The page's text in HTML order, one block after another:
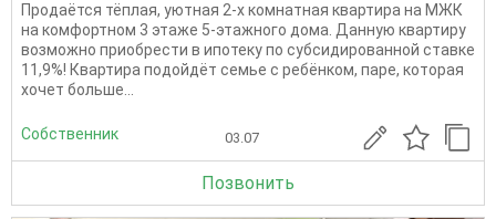
Продаётся тёплая, уютная 2-х комнатная квартира на МЖК
на комфортном 3 этаже 5-этажного дома. Данную квартиру
возможно приобрести в ипотеку по субсидированной ставке
11,9%! Квартира подойдёт семье с ребёнком, паре, которая
хочет больше...
Собственник 03.07
Позвонить